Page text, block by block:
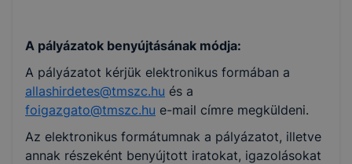
A pályázatok benyújtásának módja:
A pályázatot kérjük elektronikus formában a
allashirdetes@tmszc.hu és a
foigazgato@tmszc.hu e-mail címre megküldeni.
Az elektronikus formátumnak a pályázatot, illetve
annak részeként benyújtott iratokat, igazolásokat